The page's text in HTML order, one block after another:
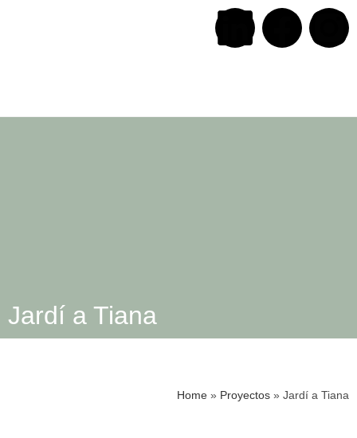
Jardí a Tiana
Home » Proyectos » Jardí a Tiana